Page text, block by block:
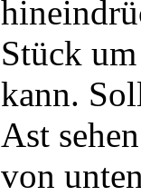
Stück
kann.
Ast
von